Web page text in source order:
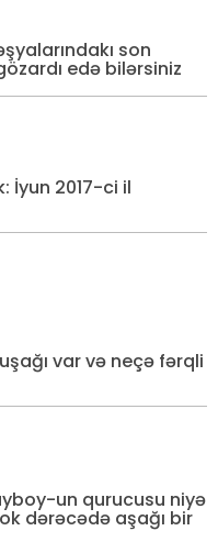
son
edə bilərsiniz
İyun 2017-ci il
var və neçə fərqli
un qurucusu niyə
dərəcədə aşağı bir